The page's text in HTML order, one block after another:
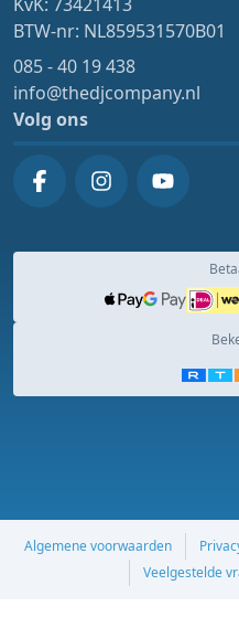
BTW-nr: NL859531570B01
085 - 40 19 438
info@thedjcompany.nl
Volg ons
Algemene voorwaarden
Veelgestelde